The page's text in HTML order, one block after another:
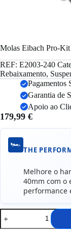
Molas Eibach Pro-
REF: E2003-240
Rebaixamento,
Pagamentos
Garantia de
Apoio ao
179,99 €
🏎️
THE
Melhore o
40mm com
performance
Quantidade
de
Molas